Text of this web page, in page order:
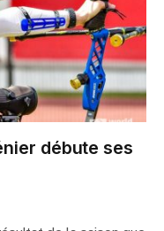
débute ses